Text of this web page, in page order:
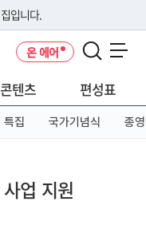
입니다.
용하고 있다면 아래 URL에
온 에어
텐츠 편성표
특집 국가기념식 종영
업 지원